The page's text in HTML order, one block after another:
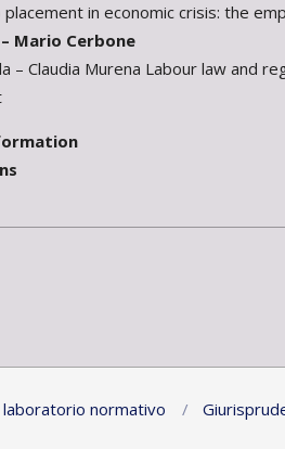
in economic crisis: the
Mario Cerbone
– Claudia Murena Labour law and
laboratorio normativo